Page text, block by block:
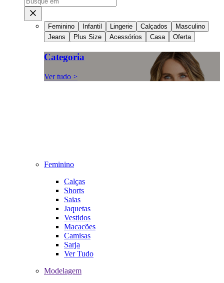
Feminino Infantil Lingerie Calçados
Masculino
Jeans
Plus Size Acessórios Casa Oferta
Categoria
Ver tudo >
Feminino
Calças
Shorts
Saias
Jaquetas
Vestidos
Macacões
Camisas
Sarja
Ver Tudo
Modelagem